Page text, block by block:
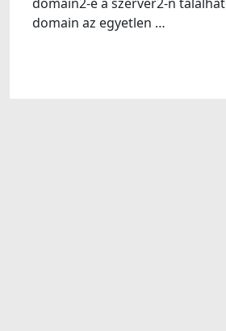
domain az egyetlen …